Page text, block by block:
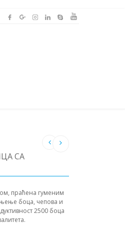
СА
праћена гуменим
боца, чепова и
2500 боца